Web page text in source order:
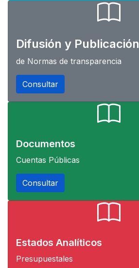
Difusión y Publicación
de Normas de transparencia
Consultar
Documentos
Cuentas Públicas
Consultar
Estados Analíticos
Presupuestales